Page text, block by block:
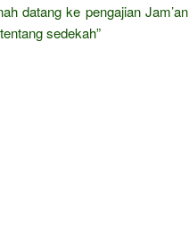
datang ke pengajian Jam’an
sedekah”